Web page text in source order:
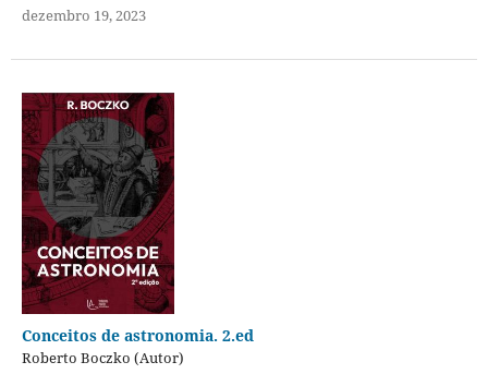
dezembro 19, 2023
Conceitos de astronomia. 2.ed
Roberto Boczko (Autor)